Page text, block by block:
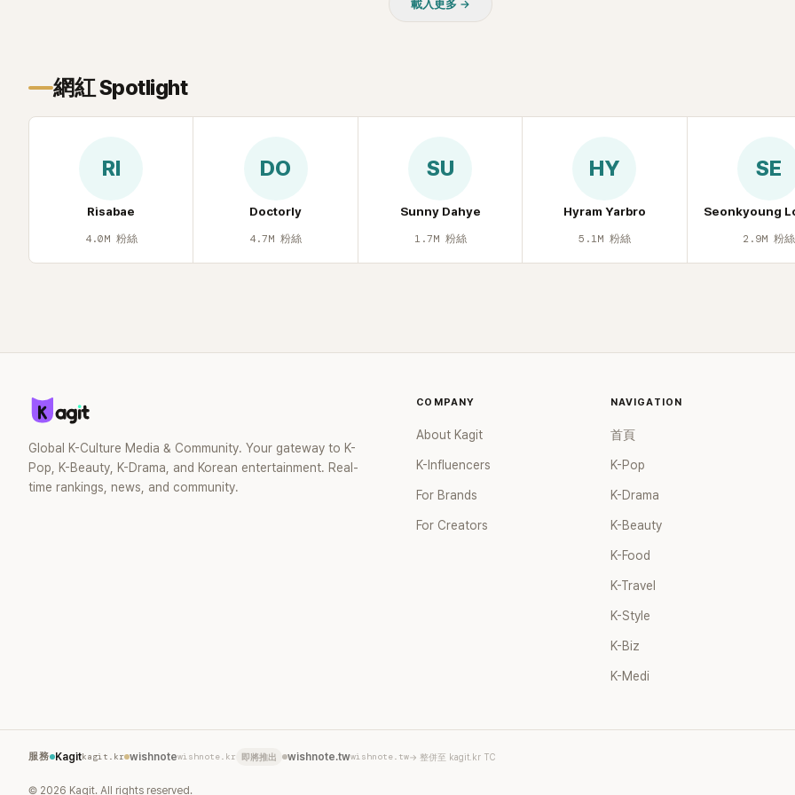
步入婚姻的最大理由。
載入更多 →
網紅 Spotlight
RI
Risabae
4.0M 粉絲
DO
Doctorly
4.7M 粉絲
SU
Sunny Dahye
1.7M 粉絲
HY
Hyram Yarbro
5.1M 粉絲
SE
Seonkyoung
2.9M 粉絲
Global K-Culture Media & Community. Your gateway to K-
Pop, K-Beauty, K-Drama, and Korean entertainment. Real-
time rankings, news, and community.
COMPANY
About Kagit
K-Influencers
For Brands
For Creators
NAVIGATION
首頁
K-Pop
K-Drama
K-Beauty
K-Food
K-Travel
K-Style
K-Biz
K-Medi
服務 Kagitkagit.kr wishnotewishnote.kr 即將推出 wishnote.twwishnote.tw→ 整併至 kagit.kr TC
© 2026 Kagit. All rights reserved.